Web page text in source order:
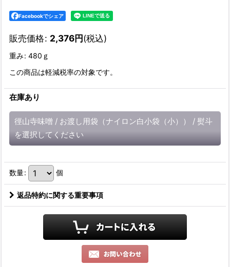
Facebookでシェア
販売価格: 2,376円(税込)
重み: 480ｇ
この商品は軽減税率の対象です。
在庫あり
徑山寺味噌 / お渡し用袋（ナイロン白小袋（小）） / 熨斗
を選択してください
数量: 個
返品特約に関する重要事項